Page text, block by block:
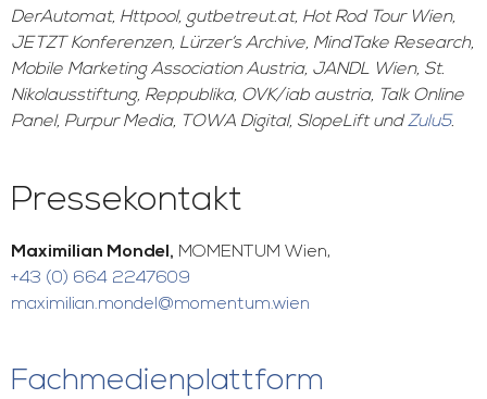
DerAutomat, Httpool, gutbetreut.at, Hot Rod Tour Wien,
JETZT Konferenzen, Lürzer’s Archive, MindTake Research,
Mobile Marketing Association Austria, JANDL Wien, St.
Nikolausstiftung, Reppublika, OVK/iab austria, Talk Online
Panel, Purpur Media, TOWA Digital, SlopeLift undZulu5.
Pressekontakt
Maximilian Mondel, MOMENTUM Wien,
+43 (0) 664 2247609
maximilian.mondel@momentum.wien
Fachmedienplattform